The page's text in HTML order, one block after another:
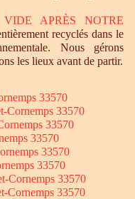
APRÈS NOTRE
recyclés dans le
Nous gérons
les lieux avant de partir.
33570
Cornemps 33570
33570
33570
33570
33570
Cornemps 33570
Cornemps 33570